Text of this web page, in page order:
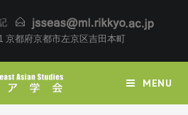
京都府京都市左京区吉田本町
MENU